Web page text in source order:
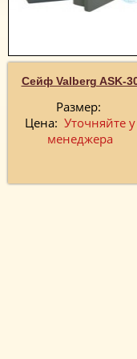
Сейф Valberg ASK-
Размер:
Цена: Уточняйте у
менеджера